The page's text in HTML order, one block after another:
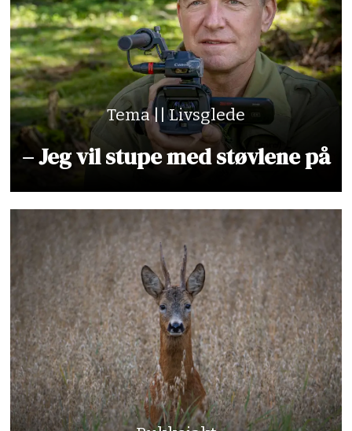
Tema || Livsglede
– Jeg vil stupe med støvlene på